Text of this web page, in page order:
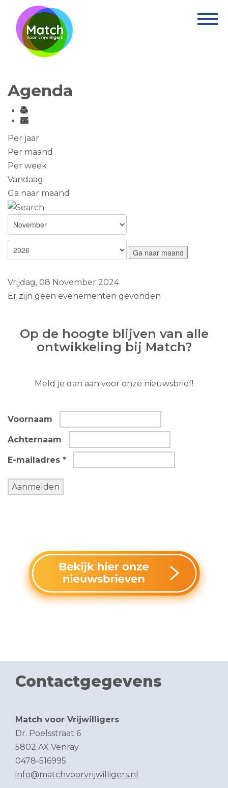
Home
Activiteiten
Informatie
Agenda
Per jaar
Per maand
Per week
Vandaag
Ga naar maand
Ga naar maand
Vrijdag, 08 November 2024
Er zijn geen evenementen gevonden
Op de hoogte blijven van alle
ontwikkeling bij Match?
Meld je dan aan voor onze nieuwsbrief!
Voornaam
Achternaam
E-mailadres *
Contactgegevens
Match voor Vrijwilligers
Dr. Poelsstraat 6
5802 AX Venray
0478-516995
info@matchvoorvrijwilligers.nl